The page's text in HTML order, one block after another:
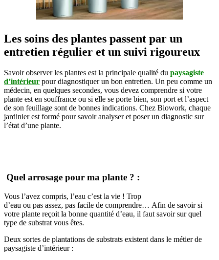
Les soins des plantes passent par un
entretien régulier et un suivi rigoureux
Savoir observerles plantes est la principale qualité du paysagiste
d’intérieur pourdiagnostiquerun bon entretien. Un peu comme un
médecin, en quelques secondes, vous devez comprendre si votre
plante est en souffrance ou si elle se porte bien, son port et l’aspect
de son feuillage sont de bonnes indications. Chez Biowork, chaque
jardinier est formé poursavoir analyseret poserun diagnostic sur
l’état d’une plante.
Quel arrosage pour ma plante ? :
Vous l’avez compris, l’eau c’est la vie ! Trop
d’eau ou pas assez, pas facile de comprendre… Afin de savoir si
votre plante reçoit la bonne quantité d’eau, il faut savoir sur quel
type de substrat vous êtes.
Deux sortes de plantations de substrats existent dans le métier de
paysagiste d’intérieur :